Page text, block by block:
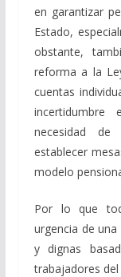
en garantizar
Estado,
obstante,
reforma a la
cuentas
necesidad
establecer
modelo
Por lo que
urgencia de
y dignas
trabajadores del